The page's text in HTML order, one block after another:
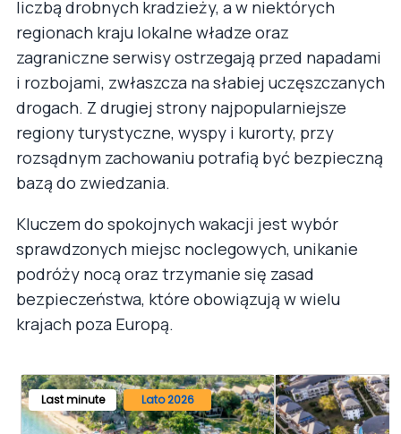
liczbą drobnych kradzieży, a w niektórych
regionach kraju lokalne władze oraz
zagraniczne serwisy ostrzegają przed napadami
i rozbojami, zwłaszcza na słabiej uczęszczanych
drogach. Z drugiej strony najpopularniejsze
regiony turystyczne, wyspy i kurorty, przy
rozsądnym zachowaniu potrafią być bezpieczną
bazą do zwiedzania.
Kluczem do spokojnych wakacji jest wybór
sprawdzonych miejsc noclegowych, unikanie
podróży nocą oraz trzymanie się zasad
bezpieczeństwa, które obowiązują w wielu
krajach poza Europą.
Last minute Lato 2026